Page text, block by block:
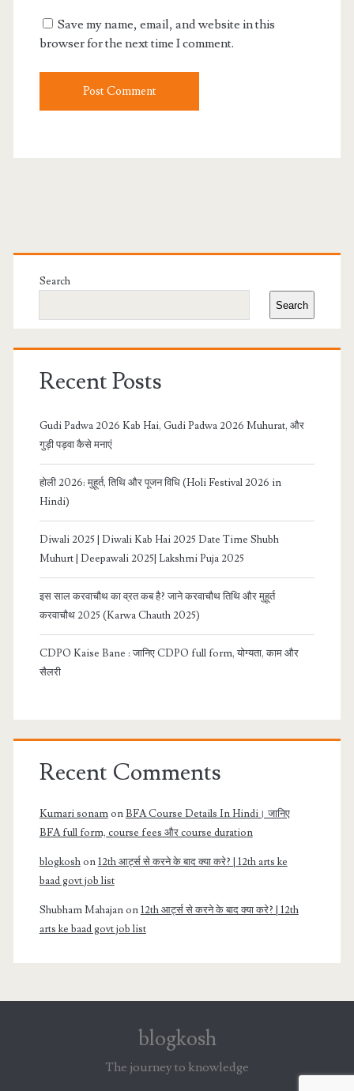
Save my name, email, and website in this
browser for the next time I comment.
Primary
Sidebar
Search
Search
Recent Posts
Gudi Padwa 2026 Kab Hai, Gudi Padwa 2026 Muhurat, और
गुड़ी पड़वा कैसे मनाएं
होली 2026: मुहूर्त, तिथि और पूजन विधि (Holi Festival 2026 in
Hindi)
Diwali 2025 | Diwali Kab Hai 2025 Date Time Shubh
Muhurt | Deepawali 2025| Lakshmi Puja 2025
इस साल करवाचौथ का व्रत कब है? जाने करवाचौथ तिथि और मुहूर्त
करवाचौथ 2025 (Karwa Chauth 2025)
CDPO Kaise Bane : जानिए CDPO full form, योग्यता, काम और
सैलरी
Recent Comments
Kumari sonamonBFA Course Details In Hindi। जानिए
BFA full form, course fees और course duration
blogkoshon12th आर्ट्स से करने के बाद क्या करे? | 12th arts ke
baad govt job list
Shubham Mahajanon12th आर्ट्स से करने के बाद क्या करे? | 12th
arts ke baad govt job list
blogkosh
The journey to knowledge